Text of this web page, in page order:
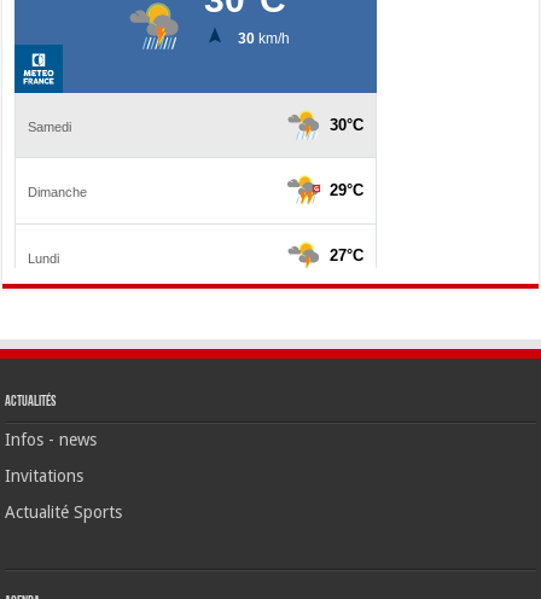
Actualités
Infos - news
Invitations
Actualité Sports